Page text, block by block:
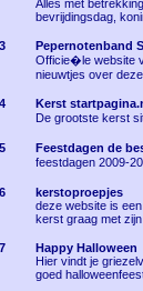
Alles met
bevrijdingsdag,
3
Pepernotenband
Officie�le website
nieuwtjes over
4
Kerst
De grootste kerst
5
Feestdagen de
feestdagen 2009-
6
kerstoproepjes
deze website is
kerst graag met
7
Happy Halloween
Hier vindt je
goed